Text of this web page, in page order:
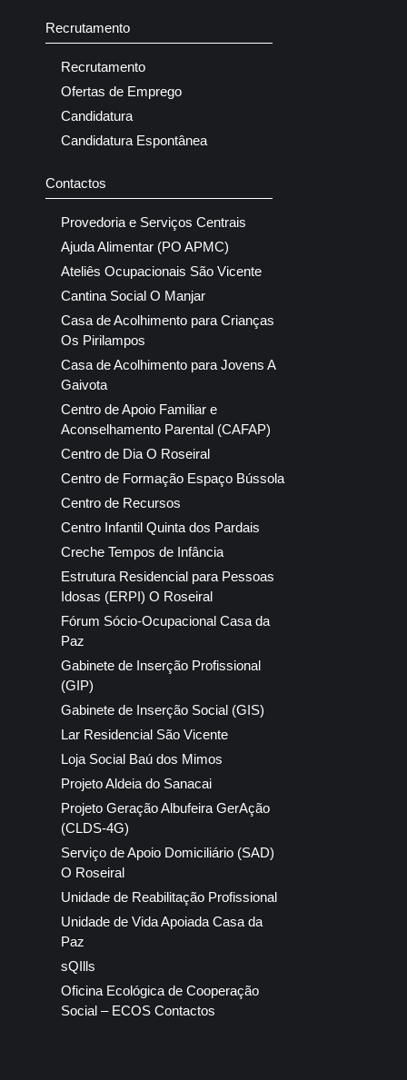
Recrutamento
Recrutamento
Ofertas de Emprego
Candidatura
Candidatura Espontânea
Contactos
Provedoria e Serviços Centrais
Ajuda Alimentar (PO APMC)
Ateliês Ocupacionais São Vicente
Cantina Social O Manjar
Casa de Acolhimento para Crianças
Os Pirilampos
Casa de Acolhimento para Jovens A
Gaivota
Centro de Apoio Familiar e
Aconselhamento Parental (CAFAP)
Centro de Dia O Roseiral
Centro de Formação Espaço Bússola
Centro de Recursos
Centro Infantil Quinta dos Pardais
Creche Tempos de Infância
Estrutura Residencial para Pessoas
Idosas (ERPI) O Roseiral
Fórum Sócio-Ocupacional Casa da
Paz
Gabinete de Inserção Profissional
(GIP)
Gabinete de Inserção Social (GIS)
Lar Residencial São Vicente
Loja Social Baú dos Mimos
Projeto Aldeia do Sanacai
Projeto Geração Albufeira GerAção
(CLDS-4G)
Serviço de Apoio Domiciliário (SAD)
O Roseiral
Unidade de Reabilitação Profissional
Unidade de Vida Apoiada Casa da
Paz
sQIlls
Oficina Ecológica de Cooperação
Social – ECOS Contactos